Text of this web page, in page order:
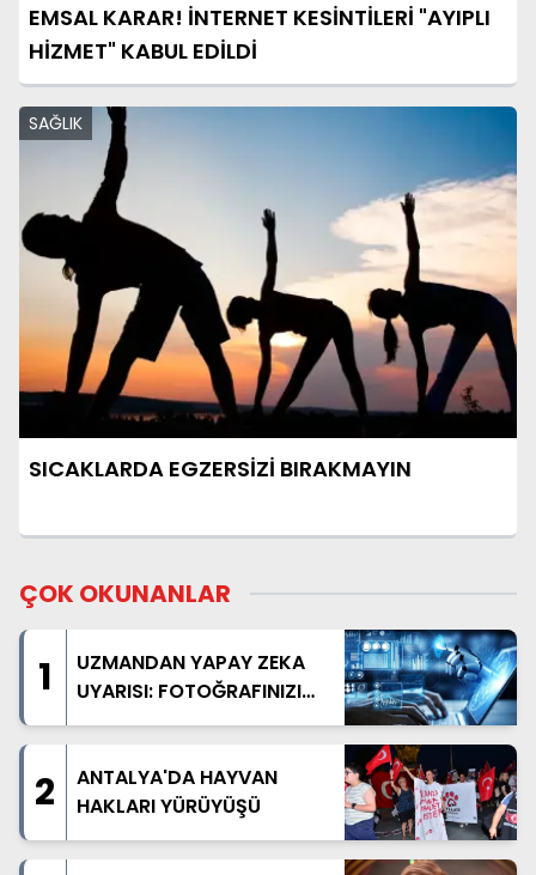
EMSAL KARAR! İNTERNET KESİNTİLERİ "AYIPLI
HİZMET" KABUL EDİLDİ
SAĞLIK
SICAKLARDA EGZERSİZİ BIRAKMAYIN
ÇOK OKUNANLAR
1
UZMANDAN YAPAY ZEKA
UYARISI: FOTOĞRAFINIZI
PAYLAŞMADAN BİR KEZ
2
ANTALYA'DA HAYVAN
HAKLARI YÜRÜYÜŞÜ